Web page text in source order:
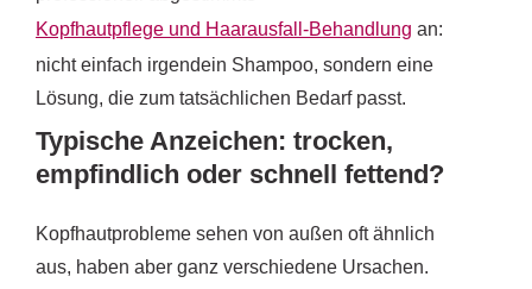
Kopfhautpflege und Haarausfall-Behandlung an:
nicht einfach irgendein Shampoo, sondern eine
Lösung, die zum tatsächlichen Bedarf passt.
Typische Anzeichen: trocken,
empfindlich oder schnell fettend?
Kopfhautprobleme sehen von außen oft ähnlich
aus, haben aber ganz verschiedene Ursachen.